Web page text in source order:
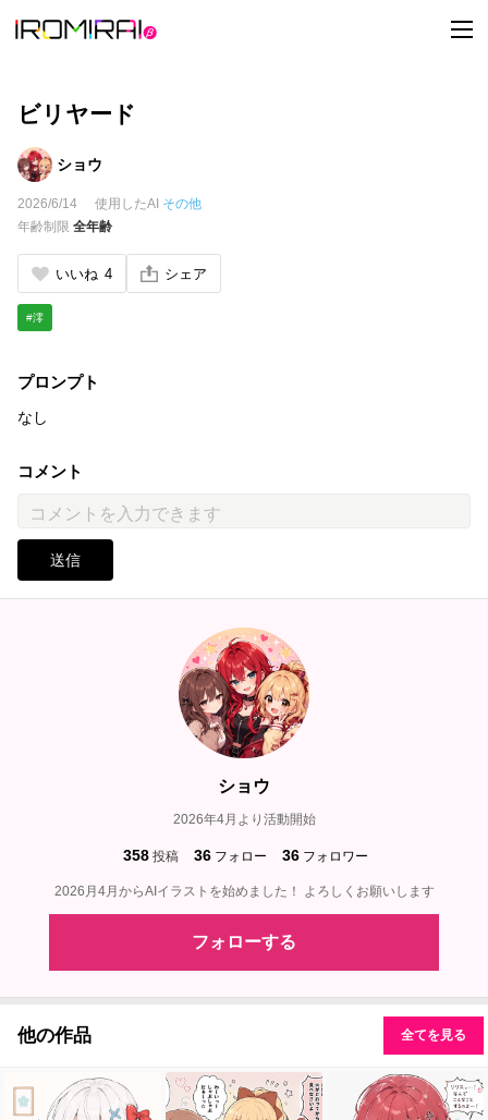
t
o
ビリヤード
ショウ
2026/6/14 使用したAI その他
年齢制限 全年齢
いいね 4 シェア
#澪
プロンプト
なし
コメント
送信
ショウ
2026年4月より活動開始
358 投稿 36 フォロー 36 フォロワー
2026月4月からAIイラストを始めました！ よろしくお願いします
フォローする
他の作品 全てを見る